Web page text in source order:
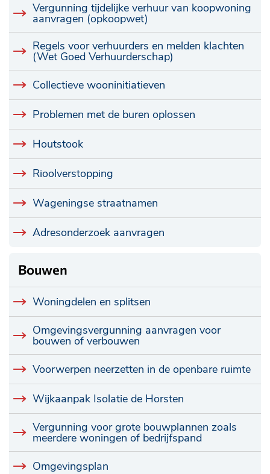
Vergunning tijdelijke verhuur van koopwoning
aanvragen (opkoopwet)
Regels voor verhuurders en melden klachten
(Wet Goed Verhuurderschap)
Collectieve wooninitiatieven
Problemen met de buren oplossen
Houtstook
Rioolverstopping
Wageningse straatnamen
Adresonderzoek aanvragen
Bouwen
Woningdelen en splitsen
Omgevingsvergunning aanvragen voor
bouwen of verbouwen
Voorwerpen neerzetten in de openbare ruimte
Wijkaanpak Isolatie de Horsten
Vergunning voor grote bouwplannen zoals
meerdere woningen of bedrijfspand
Omgevingsplan